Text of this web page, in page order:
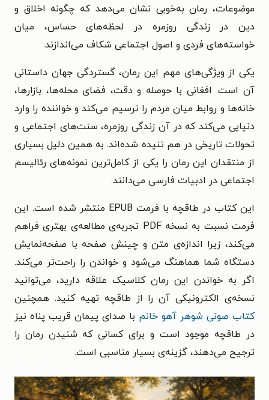
موضوعات، رمان به‌خوبی نشان می‌دهد که چگونه اخلاق و
دین در زندگی روزمره در لحظه‌های حساس، میان
خواسته‌های فردی و اصول اجتماعی شکاف می‌اندازند.
یکی از ویژگی‌های مهم این رمان، گستردگی جهان داستانی
آن است. افغانی با حوصله و دقت، فضای محله‌ها، بازارها،
خانه‌ها و روابط میان مردم را ترسیم می‌کند و خواننده را وارد
دنیایی می‌کند که در آن زندگی روزمره، سنت‌های اجتماعی و
تحولات تاریخی در هم تنیده شده‌اند. به همین دلیل بسیاری
از منتقدان این رمان را یکی از کامل‌ترین نمونه‌های رئالیسم
اجتماعی در ادبیات فارسی می‌دانند.
این کتاب در طاقچه با فرمت EPUB منتشر شده است. این
فرمت نسبت به نسخه PDF تجربه‌‌ی مطالعه‌ی بهتری فراهم
می‌کند، زیرا اندازه‌ی متن و چینش صفحه با صفحه‌نمایش
دستگاه شما هماهنگ می‌شود و خواندن را راحت‌تر می‌کند.
اگر به خواندن این رمان کلاسیک علاقه دارید، می‌توانید
نسخه‌ی الکترونیکی آن را از طاقچه تهیه کنید. همچنین
کتاب صوتی شوهر آهو خانم با صدای پیمان قریب‌ پناه نیز
در طاقچه موجود است و برای کسانی که شنیدن رمان را
ترجیح می‌دهند، گزینه‌ی بسیار مناسبی است.